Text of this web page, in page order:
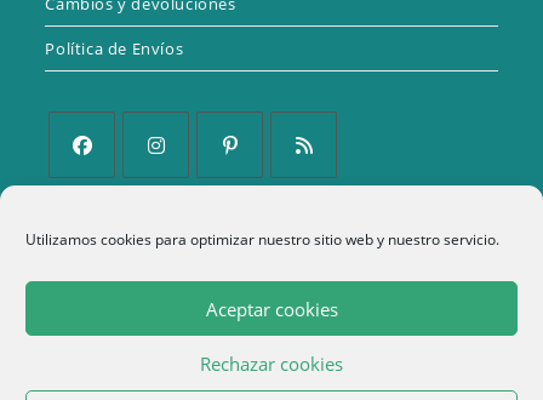
Utilizamos cookies para optimizar nuestro sitio web y nuestro servicio.
Aceptar cookies
Rechazar cookies
Política de Envíos
Se
en
una
pestaña
Se
en
una
pestaña
Se
en
una
nueva
pestaña
Se
en
una
nueva
pestaña
Política de Privacidad
Aviso Legal
Términos y condiciones